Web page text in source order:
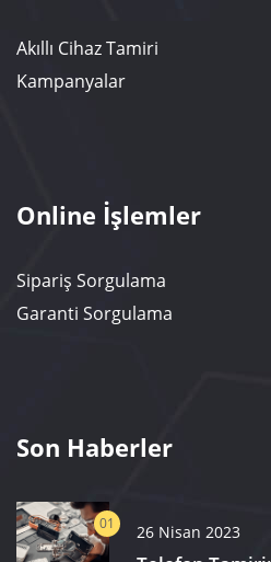
Akıllı Cihaz Tamiri
Kampanyalar
Online İşlemler
Sipariş Sorgulama
Garanti Sorgulama
Son Haberler
01 26 Nisan 2023